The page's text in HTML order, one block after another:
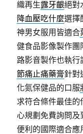
織再生露牙齦絕對
降血壓吃什麼選擇
神男女服用皆適合
健食品影像製作
路影音製作也執
節痛止痛藥膏針對
化氮保健品的口服
求符合條件最佳的
心規劃免費詢問
便利的國際適合